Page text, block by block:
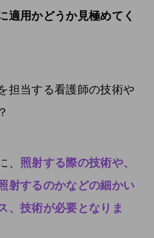
適用かどうか見極めてく
担当する看護師の技術や
、 照射する際の技術や、
射するのかなどの細かい
、技術が必要となりま